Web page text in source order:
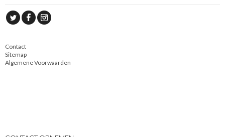
Contact
Sitemap
Algemene Voorwaarden